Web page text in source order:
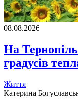
08.08.2026
На
градусів
Життя
Катерина